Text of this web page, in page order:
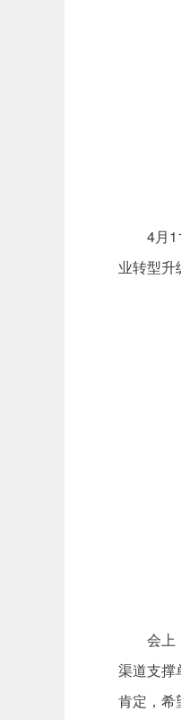
4月
业转型升
会上
渠道支撑
肯定，希